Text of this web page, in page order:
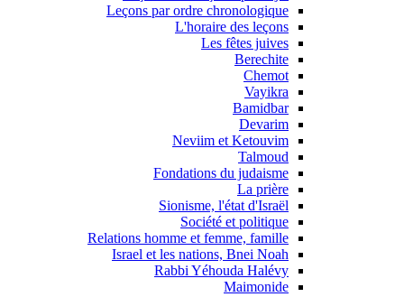
Leçons par ordre chronologique
L'horaire des leçons
Les fêtes juives
Berechite
Chemot
Vayikra
Bamidbar
Devarim
Neviim et Ketouvim
Talmoud
Fondations du judaisme
La prière
Sionisme, l'état d'Israël
Société et politique
Relations homme et femme, famille
Israel et les nations, Bnei Noah
Rabbi Yéhouda Halévy
Maimonide